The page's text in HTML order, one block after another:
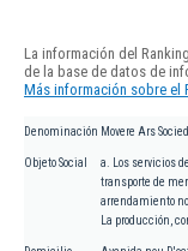
La información del
de la base de datos de
Más información sobre el
Denominación Movere Ars
Objeto Social
a. Los servicios
transporte de
arrendamiento
La producción,